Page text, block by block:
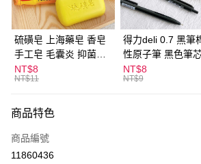
街口支付
悠遊付
ATM付款
全家取貨付款
每筆NT$60，滿NT$599(含以上)免運費
付款後全家取貨
硫磺皂 上海藥皂 香皂
手工皂 毛囊炎 抑菌除
蟎 清潔護膚 去油去痘
寵物皮膚病 狗狗貓咪
NT$8
NT$11
得力deli 0.7 黑筆
性原子筆 黑色筆
S304
NT$8
NT$9
商品特色
商品編號
11860436